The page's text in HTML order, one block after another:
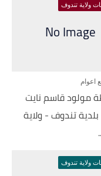
ولاية تندوف
اعوام
مولود قاسم نايت
تندوف - ولاية
ولاية تندوف